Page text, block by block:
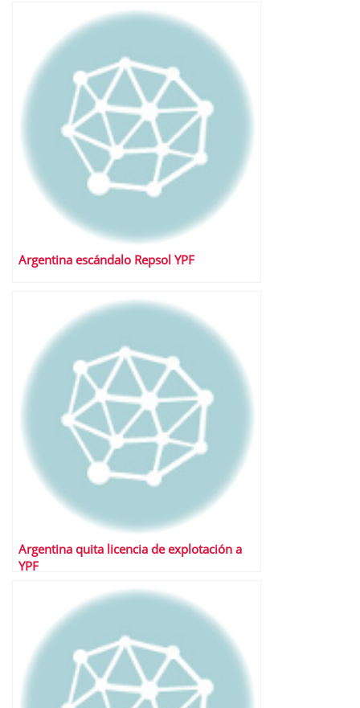
Argentina escándalo Repsol YPF
Argentina quita licencia de explotación a
YPF